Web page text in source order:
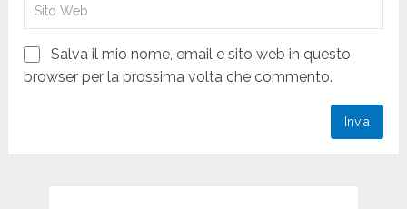
Salva il mio nome, email e sito web in questo
browser per la prossima volta che commento.